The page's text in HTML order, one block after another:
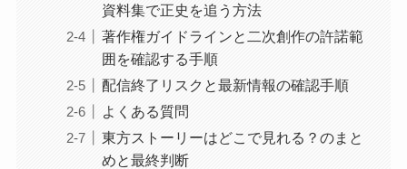
資料集で正史を追う方法
著作権ガイドラインと二次創作の許諾範
囲を確認する手順
配信終了リスクと最新情報の確認手順
よくある質問
東方ストーリーはどこで見れる？のまと
めと最終判断